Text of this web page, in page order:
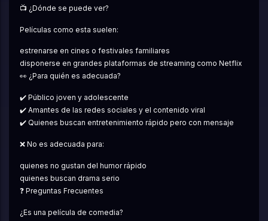
📺 ¿Dónde se puede ver?
Películas como esta suelen:
estrenarse en cines o festivales familiares
disponerse en grandes plataformas de streaming como Netflix
👀 ¿Para quién es adecuada?
✔️ Público joven y adolescente
✔️ Amantes de las redes sociales y el contenido viral
✔️ Quienes buscan entretenimiento rápido pero con mensaje
❌ No es adecuada para:
quienes no gustan del humor rápido
quienes buscan drama serio
❓ Preguntas Frecuentes
¿Es una película de comedia?